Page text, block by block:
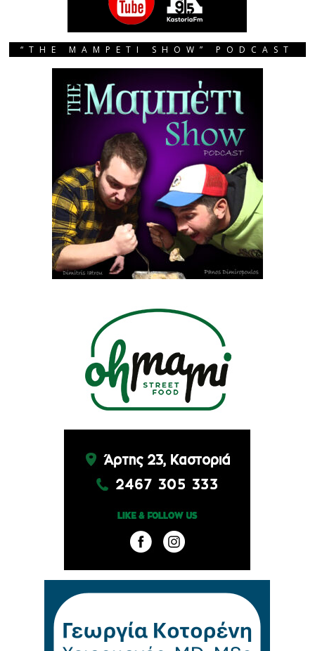
“THE MAMPETI SHOW” PODCAST